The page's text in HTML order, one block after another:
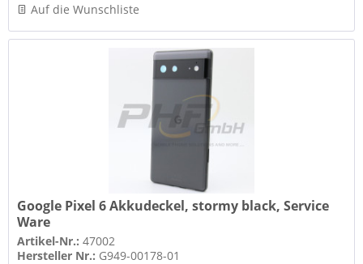
Auf die Wunschliste
Google Pixel 6 Akkudeckel, stormy black, Service
Ware
Artikel-Nr.:47002
Hersteller Nr.: G949-00178-01